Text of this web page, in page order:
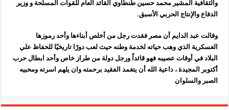
و
مغلقة
والثقافية المشير محمد حسين طنطاوي القائد العام للقوات المسلحة و وزير
الدفاع والإنتاج الحربي الأسبق.
وقالت عبد الدايم أن مصر فقدت رجل من أخلص أبناءها وأحد رموزها
العسكرية الذي وهب حياته لخدمة وطنه حيث لعب دورًا تاريخيًا للحفاظ علي
البلاد في أوقات عصيبه فهو قائداً ورجل دولة من طراز خاص وأحد ابطال حرب
أكتوبر المجيدة ، داعية الله أن يتغمد الفقيد برحمته وان يلهم اسرته ومحبيه
الصبر والسلوان